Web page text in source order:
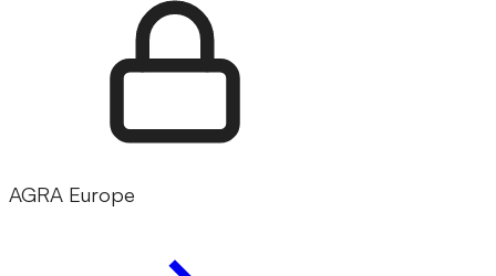
AGRA Europe